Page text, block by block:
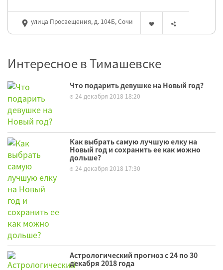
улица Просвещения, д. 104Б, Сочи
Интересное в Тимашевске
Что подарить девушке на Новый год?
24 декабря 2018 18:20
Как выбрать самую лучшую елку на
Новый год и сохранить ее как можно
дольше?
24 декабря 2018 17:30
Астрологический прогноз с 24 по 30
декабря 2018 года